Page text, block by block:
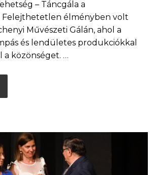
– Táncgála a
Felejthetetlen élményben volt
Művészeti Gálán, ahol a
és lendületes produkciókkal
a közönséget. …